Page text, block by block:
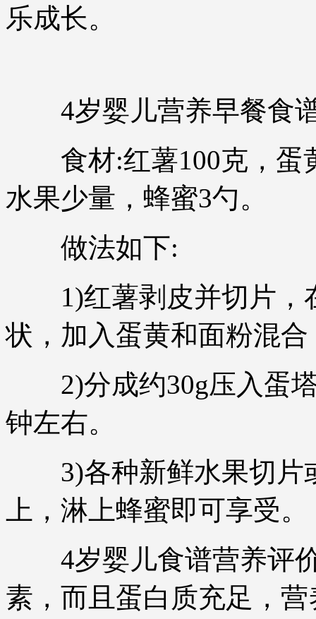
乐成长。
4岁婴儿营养早餐食谱
食材:红薯100克，蛋
水果少量，蜂蜜3勺。
做法如下:
1)红薯剥皮并切片，
状，加入蛋黄和面粉混合
2)分成约30g压入蛋塔
钟左右。
3)各种新鲜水果切片
上，淋上蜂蜜即可享受。
4岁婴儿食谱营养评价
素，而且蛋白质充足，